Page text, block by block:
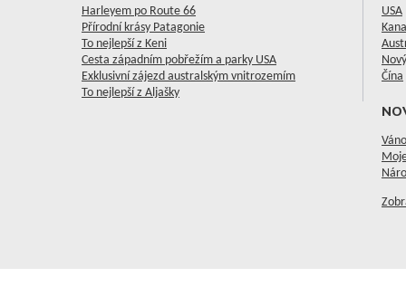
Harleyem po Route 66
Přírodní krásy Patagonie
To nejlepší z Keni
Cesta západním pobřežím a parky USA
Exklusivní zájezd australským vnitrozemím
To nejlepší z Aljašky
USA
Čína